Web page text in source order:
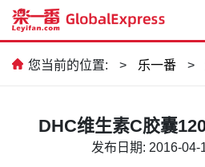
您当前的位置: > 乐一番 >
DHC维生素C胶囊
发布日期: 2016-04-